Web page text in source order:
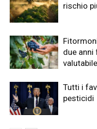
rischio
due anni
Tutti i
pesticidi